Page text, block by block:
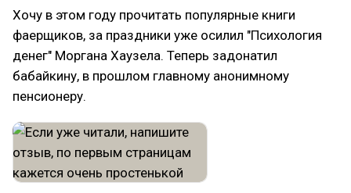
Хочу в этом году прочитать популярные книги
фаерщиков, за праздники уже осилил "Психология
денег" Моргана Хаузела. Теперь задонатил
бабайкину, в прошлом главному анонимному
пенсионеру.